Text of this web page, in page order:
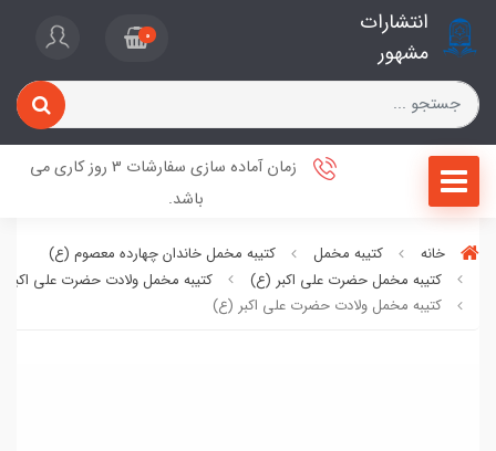
انتشارات
مشهور
0
زمان آماده سازی سفارشات 3 روز کاری می
باشد.
خانه کتیبه مخمل
کتیبه مخمل خاندان چهارده معصوم (ع)
کتیبه مخمل حضرت علی اکبر (ع)
کتیبه مخمل ولادت حضرت علی
کتیبه مخمل ولادت حضرت علی اکبر (ع)